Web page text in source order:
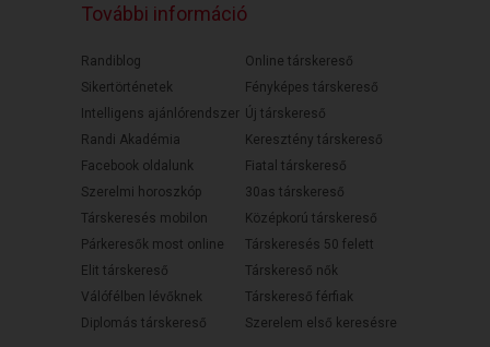
További információ
Randiblog
Sikertörténetek
Intelligens ajánlórendszer
Randi Akadémia
Facebook oldalunk
Szerelmi horoszkóp
Társkeresés mobilon
Párkeresők most online
Elit társkereső
Válófélben lévőknek
Diplomás társkereső
Online társkereső
Fényképes társkereső
Új társkereső
Keresztény társkereső
Fiatal társkereső
30as társkereső
Középkorú társkereső
Társkeresés 50 felett
Társkereső nők
Társkereső férfiak
Szerelem első keresésre